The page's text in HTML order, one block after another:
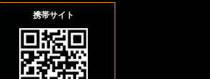
携帯サイト